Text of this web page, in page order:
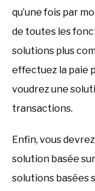
qu’une fois par
de toutes les
solutions plus
effectuez la paie
voudrez une
transactions.
Enfin, vous
solution basée
solutions basées